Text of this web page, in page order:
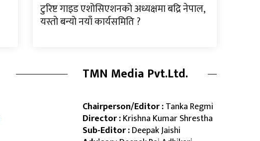
टुरिष्ट गाइड एशोसिएशनको अध्यक्षमा बद्रि नेपाल,
यस्तो बन्यो नयाँ कार्यसमिति ?
TMN Media Pvt.Ltd.
Chairperson/Editor :Tanka Regmi
Director :Krishna Kumar Shrestha
Sub-Editor :Deepak Jaishi